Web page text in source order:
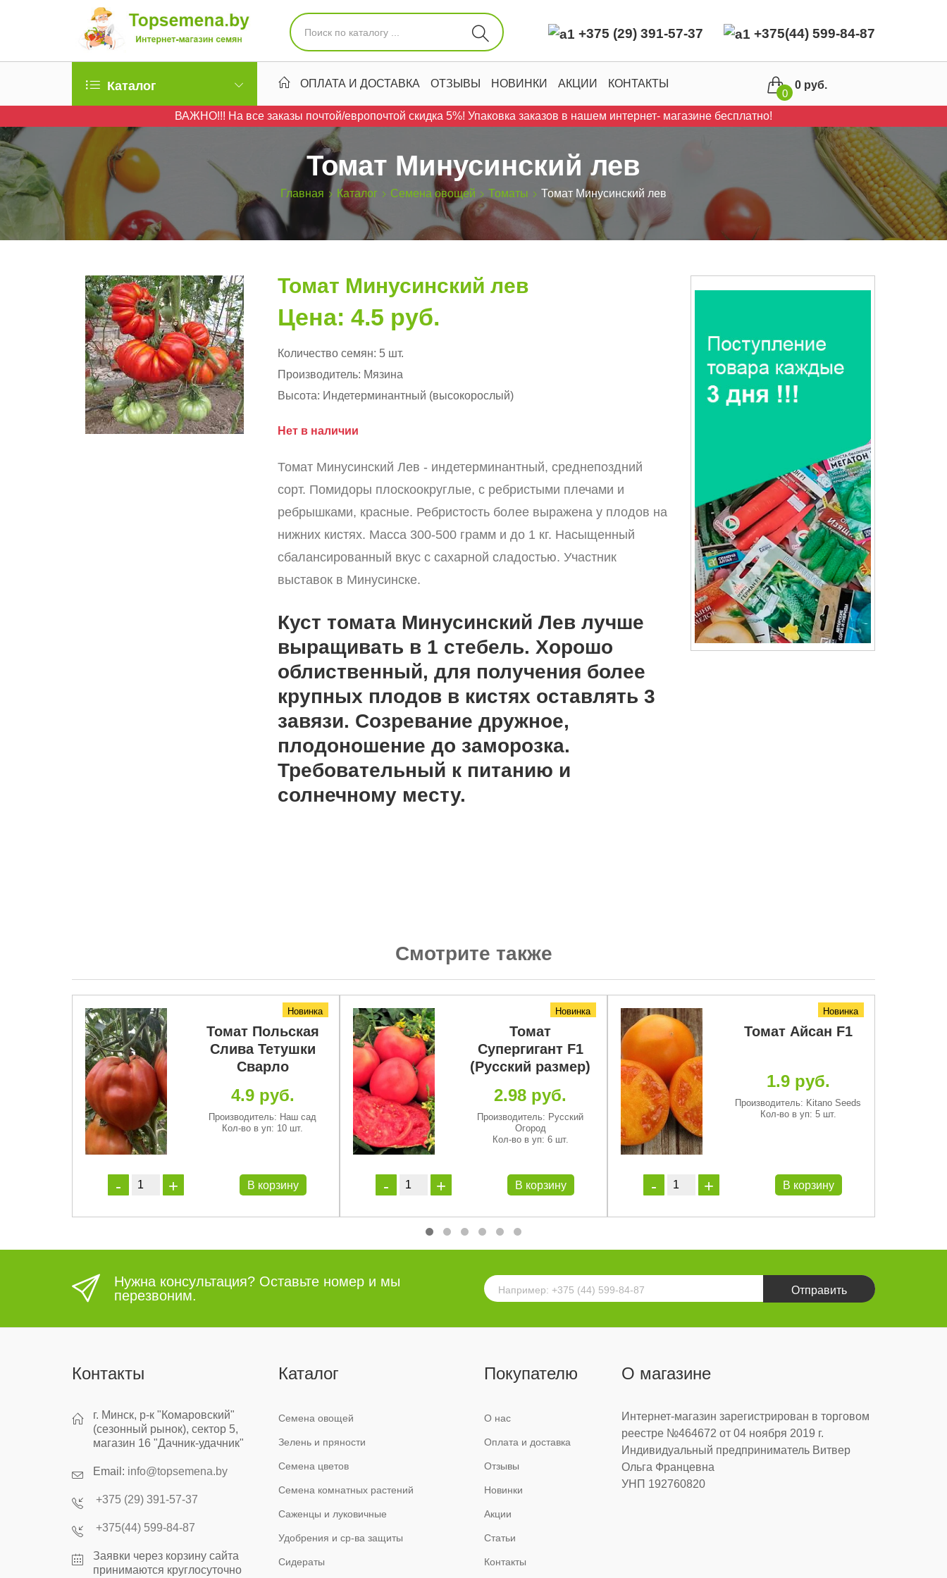
+375 (29) 391-57-37 +375(44) 599-84-87
Каталог ОПЛАТА И ДОСТАВКА ОТЗЫВЫ НОВИНКИ АКЦИИ КОНТАКТЫ 0
0 руб.
ВАЖНО!!! На все заказы почтой/европочтой скидка 5%! Упаковка заказов в нашем интернет- магазине бесплатно!
Томат Минусинский лев
Главная Каталог Семена овощей Томаты Томат Минусинский лев
Томат Минусинский лев
Цена: 4.5 руб.
Количество семян: 5 шт.
Производитель: Мязина
Высота: Индетерминантный (высокорослый)
Нет в наличии
Томат Минусинский Лев - индетерминантный, среднепоздний
сорт. Помидоры плоскоокруглые, с ребристыми плечами и
ребрышками, красные. Ребристость более выражена у плодов на
нижних кистях. Масса 300-500 грамм и до 1 кг. Насыщенный
сбалансированный вкус с сахарной сладостью. Участник
выставок в Минусинске.
Куст томата Минусинский Лев лучше
выращивать в 1 стебель. Хорошо
облиственный, для получения более
крупных плодов в кистях оставлять 3
завязи. Созревание дружное,
плодоношение до заморозка.
Требовательный к питанию и
солнечному месту.
Смотрите также
Новинка
Томат Польская
Слива Тетушки
Сварло
4.9 руб.
Производитель: Наш сад
Кол-во в уп: 10 шт.
В корзину
Новинка
Томат
Супергигант F1
(Русский размер)
2.98 руб.
Производитель: Русский
Огород
Кол-во в уп: 6 шт.
В корзину
Новинка
Томат Айсан F1
1.9 руб.
Производитель: Kitano Seeds
Кол-во в уп: 5 шт.
В корзину
Нужна консультация? Оставьте номер и мы
перезвоним.
Отправить
Контакты
г. Минск, р-к "Комаровский"
(сезонный рынок), сектор 5,
магазин 16 "Дачник-удачник"
Email: info@topsemena.by
+375 (29) 391-57-37
+375(44) 599-84-87
Заявки через корзину сайта
принимаются круглосуточно
Каталог
Семена овощей
Зелень и пряности
Семена цветов
Семена комнатных растений
Саженцы и луковичные
Удобрения и ср-ва защиты
Сидераты
Покупателю
О нас
Оплата и доставка
Отзывы
Новинки
Акции
Статьи
Контакты
О магазине
Интернет-магазин зарегистрирован в торговом
реестре №464672 от 04 ноября 2019 г.
Индивидуальный предприниматель Витвер
Ольга Францевна
УНП 192760820